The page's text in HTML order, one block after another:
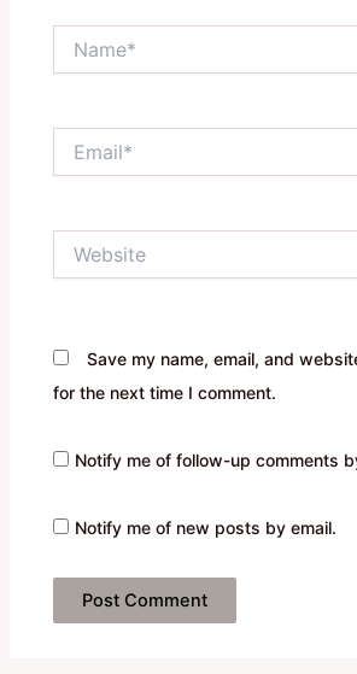
Save my name, email, and
for the next time I comment.
Notify me of follow-up comments
Notify me of new posts by email.